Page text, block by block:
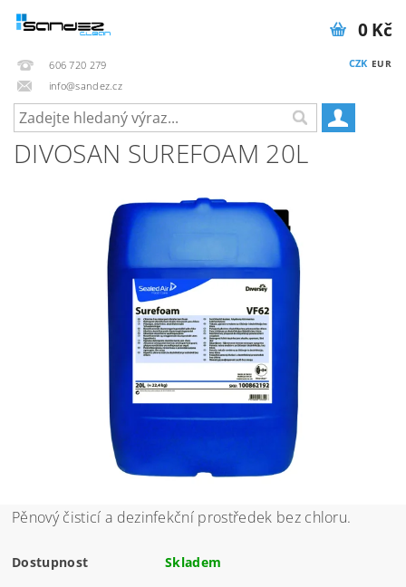
606 720 279
info@sandez.cz
CZK EUR
0 Kč
DIVOSAN SUREFOAM 20L
Pěnový čisticí a dezinfekční prostředek bez chloru.
Dostupnost Skladem